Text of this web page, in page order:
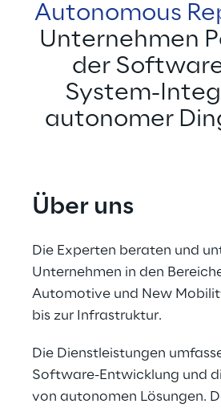
Autonomous
Unternehmen
der
System-
autonomer
Über uns
Die Experten beraten und
Unternehmen in den
Automotive und New
bis zur Infrastruktur.
Die Dienstleistungen
Software-Entwicklung und
von autonomen Lösungen.